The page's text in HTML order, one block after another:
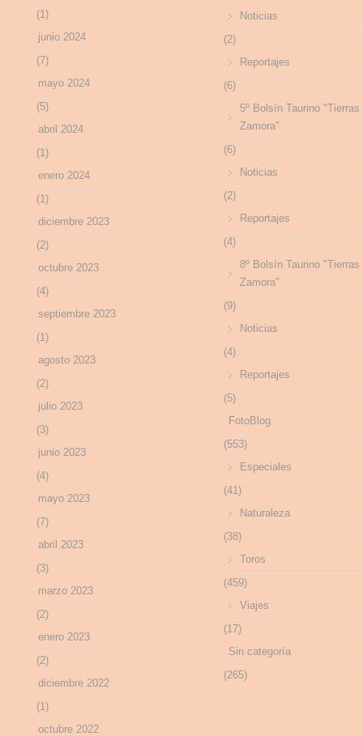
(1)
junio 2024
(7)
mayo 2024
(5)
abril 2024
(1)
enero 2024
(1)
diciembre 2023
(2)
octubre 2023
(4)
septiembre 2023
(1)
agosto 2023
(2)
julio 2023
(3)
junio 2023
(4)
mayo 2023
(7)
abril 2023
(3)
marzo 2023
(2)
enero 2023
(2)
diciembre 2022
(1)
octubre 2022
Noticias
(2)
Reportajes
(6)
5º Bolsín Taurino "Tierras
Zamora"
(6)
Noticias
(2)
Reportajes
(4)
8º Bolsín Taurino "Tierras
Zamora"
(9)
Noticias
(4)
Reportajes
(5)
FotoBlog
(553)
Especiales
(41)
Naturaleza
(38)
Toros
(459)
Viajes
(17)
Sin categoría
(265)